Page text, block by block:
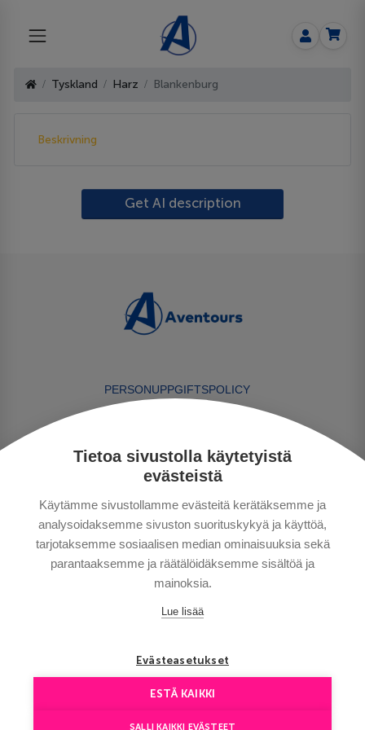
Tietoa sivustolla käytetyistä
evästeistä
Käytämme sivustollamme evästeitä kerätäksemme ja
analysoidaksemme sivuston suorituskykyä ja käyttöä,
tarjotaksemme sosiaalisen median ominaisuuksia sekä
parantaaksemme ja räätälöidäksemme sisältöä ja
mainoksia.
Lue lisää
Evästeasetukset
ESTÄ KAIKKI
SALLI KAIKKI EVÄSTEET
Tyskland Harz Blankenburg
Beskrivning
Get AI description
PERSONUPPGIFTSPOLICY
BRA ATT VETA